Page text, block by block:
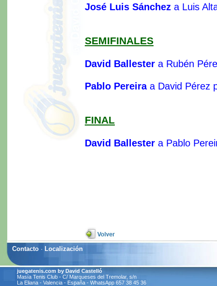
José Luis Sánchez a Luis
SEMIFINALES
David Ballester a Rubén
Pablo Pereira a David Pérez
FINAL
David Ballester a Pablo
Contacto · Localización
juegatenis.com by David Castelló
Masía Tenis Club - C/ Marqueses del Tremolar, s/n
La Eliana - Valencia - España - WhatsApp 657 38 45 36